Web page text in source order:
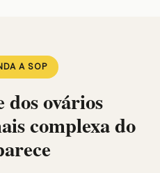
A SOP
ovários
complexa do